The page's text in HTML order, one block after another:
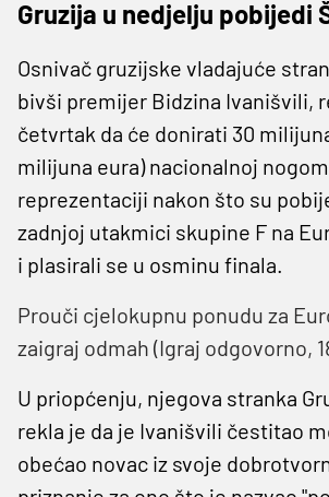
Gruzija u nedjelju pobijedi
Osnivač gruzijske vladajuće
bivši premijer Bidzina Ivanišvili,
četvrtak da će donirati 30
milijuna eura) nacionalnoj
reprezentaciji nakon što su
zadnjoj utakmici skupine F na
i plasirali se u osminu finala.
Prouči cjelokupnu ponudu za
zaigraj odmah (Igraj odgovorno,
U priopćenju, njegova stranka
rekla je da je Ivanišvili čestitao
obećao novac iz svoje